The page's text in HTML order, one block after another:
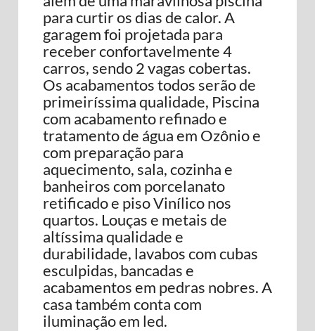
para curtir os dias de calor. A
garagem foi projetada para
receber confortavelmente 4
carros, sendo 2 vagas cobertas.
Os acabamentos todos serão de
primeiríssima qualidade, Piscina
com acabamento refinado e
tratamento de água em Ozônio e
com preparação para
aquecimento, sala, cozinha e
banheiros com porcelanato
retificado e piso Vinílico nos
quartos. Louças e metais de
altíssima qualidade e
durabilidade, lavabos com cubas
esculpidas, bancadas e
acabamentos em pedras nobres. A
casa também conta com
iluminação em led.